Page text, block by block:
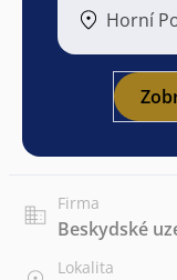
Horní
Firma
Beskydské
Lokalita